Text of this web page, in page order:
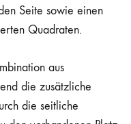
Seite sowie einen
Quadraten.
aus
die zusätzliche
die seitliche